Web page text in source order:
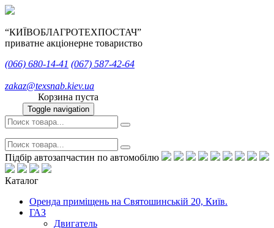
“КИЇВОБЛАГРОТЕХПОСТАЧ”
приватне акціонерне товариство
(066) 680-14-41 (067) 587-42-64
zakaz@texsnab.kiev.ua
Корзина пуста
Toggle navigation
Підбір автозапчастин по автомобілю
Каталог
Оренда приміщень на Святошинській 20, Київ.
ГАЗ
Двигатель